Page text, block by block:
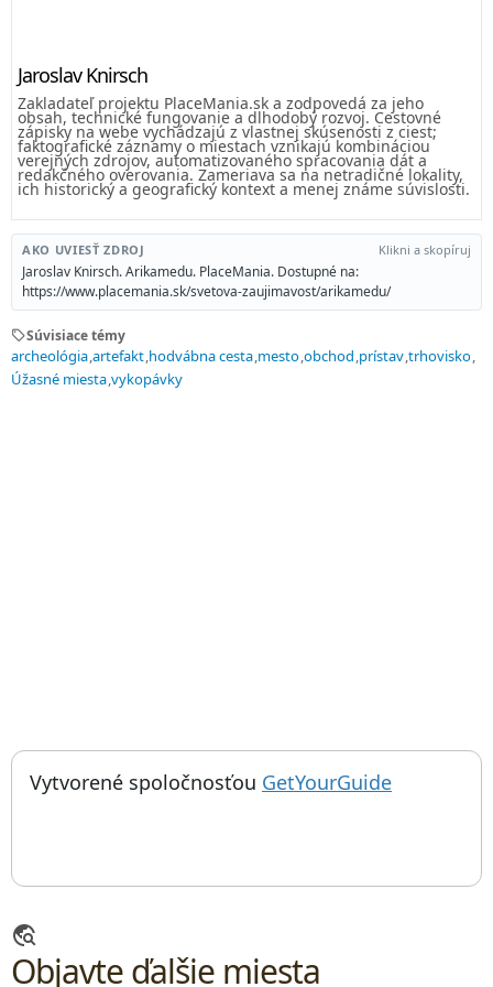
Jaroslav Knirsch
Zakladateľ projektu PlaceMania.sk a zodpovedá za jeho
obsah, technické fungovanie a dlhodobý rozvoj. Cestovné
zápisky na webe vychádzajú z vlastnej skúsenosti z ciest;
faktografické záznamy o miestach vznikajú kombináciou
verejných zdrojov, automatizovaného spracovania dát a
redakčného overovania. Zameriava sa na netradičné lokality,
ich historický a geografický kontext a menej známe súvislosti.
AKO UVIESŤ ZDROJ Klikni a skopíruj
Jaroslav Knirsch. Arikamedu. PlaceMania. Dostupné na:
https://www.placemania.sk/svetova-zaujimavost/arikamedu/
sellSúvisiace témy
archeológia artefakt hodvábna cesta mesto obchod prístav trhovisko
Úžasné miesta vykopávky
Vytvorené spoločnosťou GetYourGuide; otvorí sa
travel_explore
Objavte ďalšie miesta